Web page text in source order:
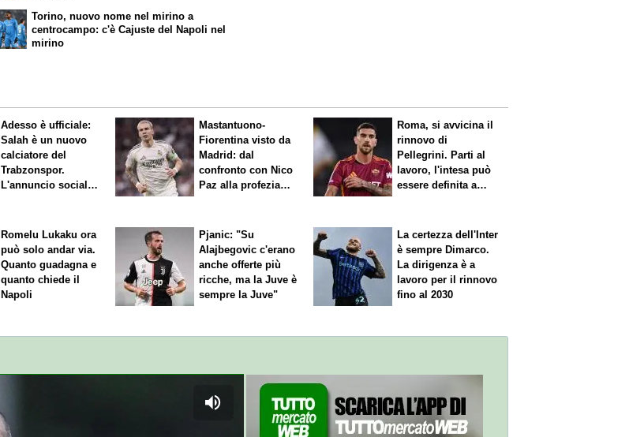
Torino, nuovo nome nel mirino a
centrocampo: c'è Cajuste del Napoli nel
mirino
Adesso è ufficiale:
Salah è un nuovo
calciatore del
Trabzonspor.
L'annuncio social
Mastantuono-
Fiorentina visto da
Madrid: dal
confronto con Nico
Paz alla profezia
Roma, si avvicina il
rinnovo di
Pellegrini. Parti al
lavoro, l'intesa può
essere definita a
Romelu Lukaku ora
può solo andar via.
Quanto guadagna e
quanto chiede il
Napoli
Pjanic: "Su
Alajbegovic c'erano
anche offerte più
ricche, ma la Juve è
sempre la Juve"
La certezza dell'Inter
è sempre Dimarco.
La dirigenza è a
lavoro per il rinnovo
fino al 2030